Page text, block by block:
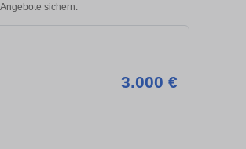
sichern.
3.000 €